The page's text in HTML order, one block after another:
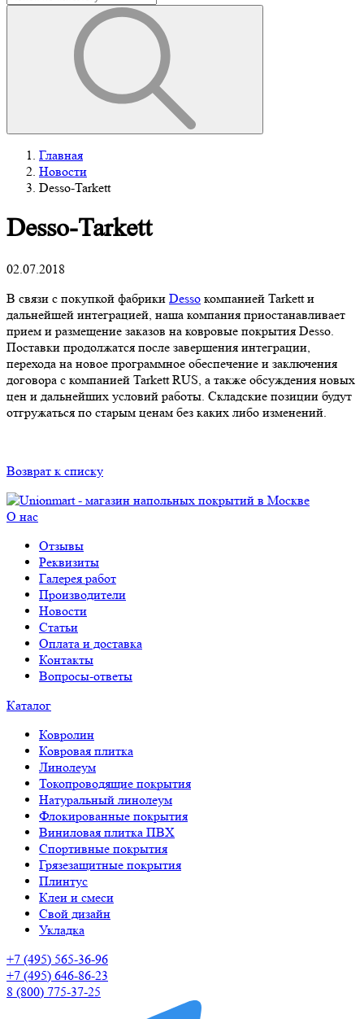
Главная
Новости
Desso-Tarkett
Desso-Tarkett
02.07.2018
В связи с покупкой фабрики Desso компанией Tarkett и
дальнейшей интеграцией, наша компания приостанавливает
прием и размещение заказов на ковровые покрытия Desso.
Поставки продолжатся после завершения интеграции,
перехода на новое программное обеспечение и заключения
договора с компанией Tarkett RUS, а также обсуждения новых
цен и дальнейших условий работы. Складские позиции будут
отгружаться по старым ценам без каких либо изменений.
Возврат к списку
О нас
Отзывы
Реквизиты
Галерея работ
Производители
Новости
Статьи
Оплата и доставка
Контакты
Вопросы-ответы
Каталог
Ковролин
Ковровая плитка
Линолеум
Токопроводящие покрытия
Натуральный линолеум
Флокированные покрытия
Виниловая плитка ПВХ
Спортивные покрытия
Грязезащитные покрытия
Плинтус
Клеи и смеси
Свой дизайн
Укладка
+7 (495) 565-36-96
+7 (495) 646-86-23
8 (800) 775-37-25